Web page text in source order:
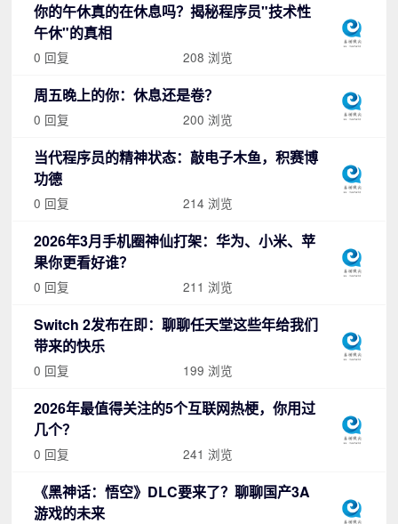
你的午休真的在休息吗？揭秘程序员"技术性
午休"的真相
0 回复 208 浏览
周五晚上的你：休息还是卷？
0 回复 200 浏览
当代程序员的精神状态：敲电子木鱼，积赛博
功德
0 回复 214 浏览
2026年3月手机圈神仙打架：华为、小米、苹
果你更看好谁？
0 回复 211 浏览
Switch 2发布在即：聊聊任天堂这些年给我们
带来的快乐
0 回复 199 浏览
2026年最值得关注的5个互联网热梗，你用过
几个？
0 回复 241 浏览
《黑神话：悟空》DLC要来了？聊聊国产3A
游戏的未来